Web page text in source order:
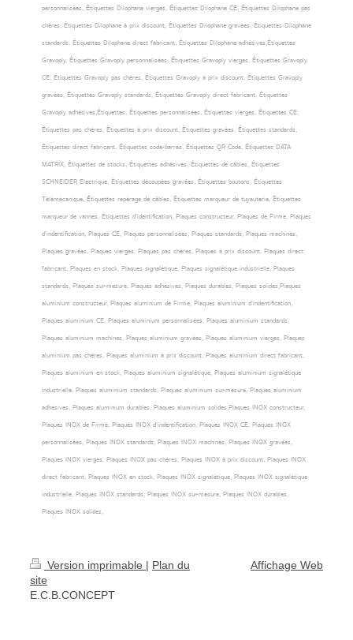
personnalisées, Étiquettes Dilophane vierges, Étiquettes Dilophane CE, Étiquettes Dilophane pas
chères, Étiquettes Dilophane à prix discount, Étiquettes Dilophane gravées, Étiquettes Dilophane
standards, Étiquettes Dilophane direct fabricant, Étiquettes Dilophane adhésives,Étiquettes
Gravoply, Étiquettes Gravoply personnalisées, Étiquettes Gravoply vierges, Étiquettes Gravoply
CE, Étiquettes Gravoply pas chères, Étiquettes Gravoply à prix discount, Étiquettes Gravoply
gravées, Étiquettes Gravoply standards, Étiquettes Gravoply direct fabricant, Étiquettes
Gravoply adhésives,Étiquettes, Étiquettes personnalisées, Étiquettes vierges, Étiquettes CE,
Étiquettes pas chères, Étiquettes à prix discount, Étiquettes gravées, Étiquettes standards,
Étiquettes direct fabricant, Étiquettes code-barres, Étiquettes QR Code, Étiquettes DATA
MATRIX, Étiquettes de stocks, Étiquettes adhésives, Étiquettes de câbles, Étiquettes
SCHNEIDER Electrique, Étiquettes découpées gravées, Étiquettes boutons, Étiquettes
Télémécanique, Étiquettes repérage de câbles, Étiquettes marqueur de tuyauterie, Étiquettes
marqueur de vannes, Étiquettes d’identification, Plaques constructeur, Plaques de Firme, Plaques
d'indentification, Plaques CE, Plaques personnalisées, Plaques standards, Plaques machines,
Plaques gravées, Plaques vierges, Plaques pas chères, Plaques à prix discount, Plaques direct
fabricant, Plaques en stock, Plaques signalétique, Plaques signalétique industrielle, Plaques
standards, Plaques sur-mesure, Plaques adhésives, Plaques durables, Plaques solides,Plaques
aluminium constructeur, Plaques aluminium de Firme, Plaques aluminium d'indentification,
Plaques aluminium CE, Plaques aluminium personnalisées, Plaques aluminium standards,
Plaques aluminium machines, Plaques aluminium gravées, Plaques aluminium vierges, Plaques
aluminium pas chères, Plaques aluminium à prix discount, Plaques aluminium direct fabricant,
Plaques aluminium en stock, Plaques aluminium signalétique, Plaques aluminium signalétique
industrielle, Plaques aluminium standards, Plaques aluminium sur-mesure, Plaques aluminium
adhésives, Plaques aluminium durables, Plaques aluminium solides,Plaques INOX constructeur,
Plaques INOX de Firme, Plaques INOX d'indentification, Plaques INOX CE, Plaques INOX
personnalisées, Plaques INOX standards, Plaques INOX machines, Plaques INOX gravées,
Plaques INOX vierges, Plaques INOX pas chères, Plaques INOX à prix discount, Plaques INOX
direct fabricant, Plaques INOX en stock, Plaques INOX signalétique, Plaques INOX signalétique
industrielle, Plaques INOX standards, Plaques INOX sur-mesure, Plaques INOX durables,
Plaques INOX solides,
Version imprimable | Plan du
site
E.C.B.CONCEPT
Affichage Web